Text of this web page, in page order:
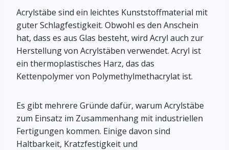
Acrylstäbe sind ein leichtes Kunststoffmaterial mit
guter Schlagfestigkeit. Obwohl es den Anschein
hat, dass es aus Glas besteht, wird Acryl auch zur
Herstellung von Acrylstäben verwendet. Acryl ist
ein thermoplastisches Harz, das das
Kettenpolymer von Polymethylmethacrylat ist.
Es gibt mehrere Gründe dafür, warum Acrylstäbe
zum Einsatz im Zusammenhang mit industriellen
Fertigungen kommen. Einige davon sind
Haltbarkeit, Kratzfestigkeit und